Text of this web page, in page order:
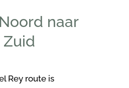
naar
Rey route is